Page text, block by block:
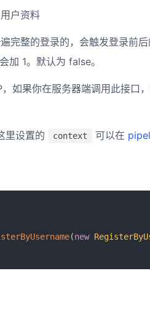
户资料
完整的登录的，会触发登录前
加 1。默认为 false。
如果你在服务器端调用此接口
里设置的 context 可以在
(new